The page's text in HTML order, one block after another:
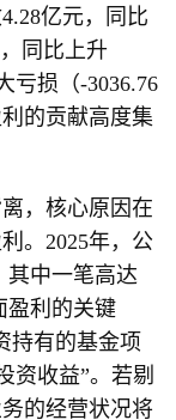
亿元，同比
同比上升
亏损（-3036.76
的贡献高度集
，核心原因在
。2025年，公
其中一笔高达
盈利的关键
有的基金项
资收益”。若剔
的经营状况将